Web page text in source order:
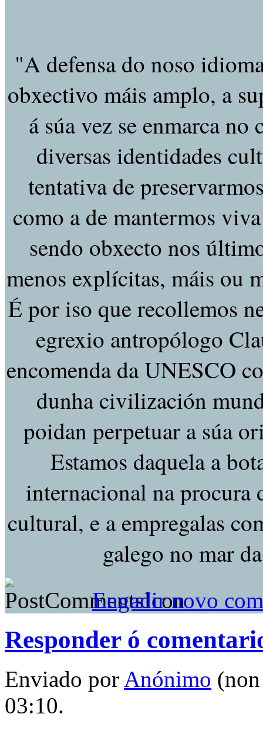
"A defensa do noso
obxectivo máis amplo, a
á súa vez se enmarca
diversas identidades
tentativa de
como a de mantermos
sendo obxecto nos
menos explícitas, máis ou
É por iso que recollemos
egrexio antropólogo
encomenda da UNESCO
dunha civilización
poidan perpetuar a súa
Estamos daquela a
internacional na procura
cultural, e a empregalas
galego no mar
Engadir novo
Responder ó
Enviado por Anónimo
03:10.